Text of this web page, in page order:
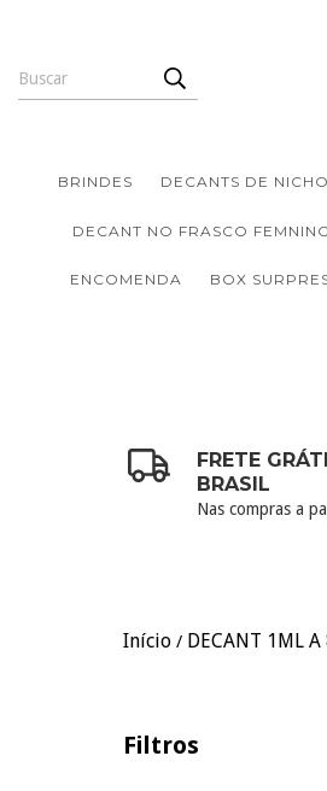
BRINDES DECANTS DE NICHO
DECANT NO FRASCO
ENCOMENDA BOX
FRETE
BRASIL
Nas compras a
Início / DECANT 1ML A
Filtros